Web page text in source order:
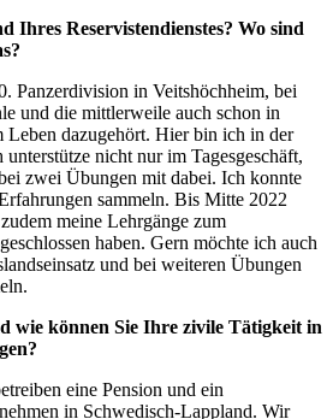
Ihres Reservistendienstes? Wo sind
Panzerdivision in Veitshöchheim, bei
und die mittlerweile auch schon in
Leben dazugehört. Hier bin ich in der
unterstütze nicht nur im Tagesgeschäft,
zwei Übungen mit dabei. Ich konnte
sammeln. Bis Mitte 2022
meine Lehrgänge zum
haben. Gern möchte ich auch
und bei weiteren Übungen
wie können Sie Ihre zivile Tätigkeit in
eine Pension und ein
in Schwedisch-Lappland. Wir